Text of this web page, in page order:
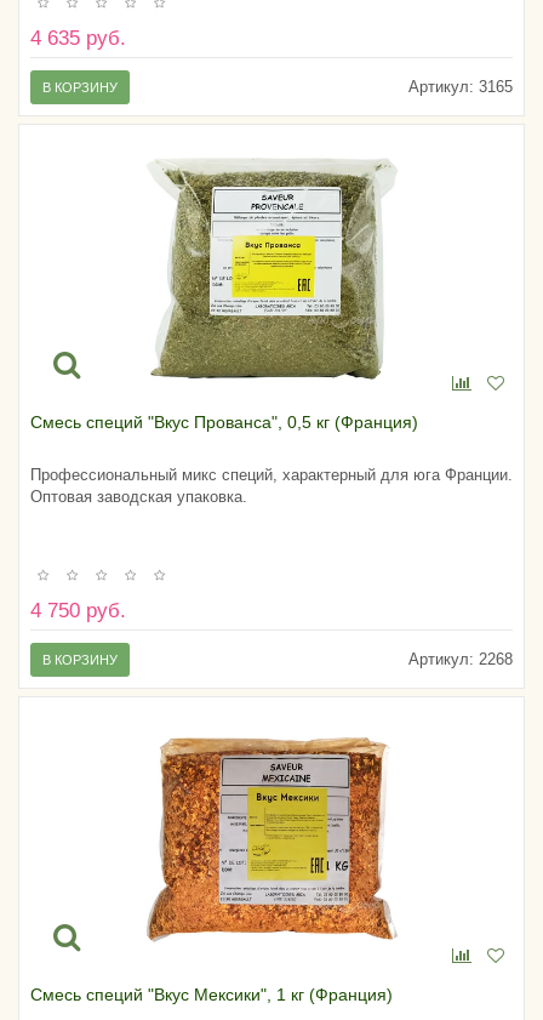
4 635 руб.
Артикул: 3165
В КОРЗИНУ
Смесь специй "Вкус Прованса", 0,5 кг (Франция)
Профессиональный микс специй, характерный для юга Франции.
Оптовая заводская упаковка.
4 750 руб.
Артикул: 2268
В КОРЗИНУ
Смесь специй "Вкус Мексики", 1 кг (Франция)